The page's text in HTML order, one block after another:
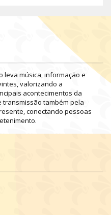
leva música,informação e
valorizando a
acontecimentos da
transmissão também pela
conectando pessoas